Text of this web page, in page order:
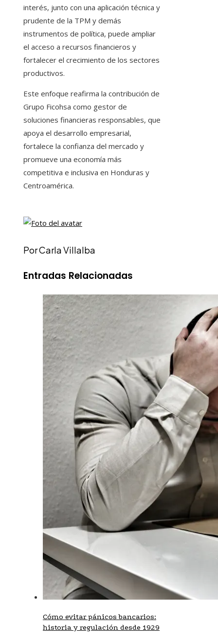
interés, junto con una aplicación técnica y
prudente de la TPM y demás
instrumentos de política, puede ampliar
el acceso a recursos financieros y
fortalecer el crecimiento de los sectores
productivos.
Este enfoque reafirma la contribución de
Grupo Ficohsa como gestor de
soluciones financieras responsables, que
apoya el desarrollo empresarial,
fortalece la confianza del mercado y
promueve una economía más
competitiva e inclusiva en Honduras y
Centroamérica.
Por Carla Villalba
Entradas Relacionadas
Cómo evitar pánicos bancarios:
historia y regulación desde 1929